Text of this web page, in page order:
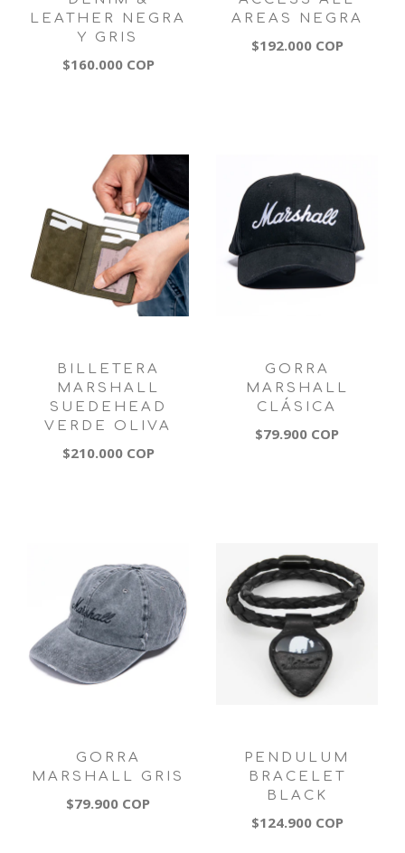
LEATHER NEGRA
Y GRIS
$160.000 COP
AREAS NEGRA
$192.000 COP
BILLETERA
MARSHALL
SUEDEHEAD
VERDE OLIVA
$210.000 COP
GORRA
MARSHALL
CLÁSICA
$79.900 COP
GORRA
MARSHALL GRIS
$79.900 COP
PENDULUM
BRACELET
BLACK
$124.900 COP